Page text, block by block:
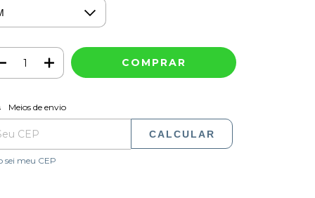
para o CEP:
Meios de envio
CALCULAR
sei meu CEP